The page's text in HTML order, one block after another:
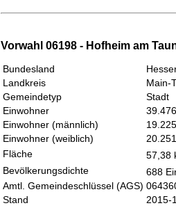
Vorwahl 06198 - Hofheim am
Bundesland
Landkreis
Main-
Gemeindetyp
Stadt
Einwohner
39.476
Einwohner (männlich)
19.225
Einwohner (weiblich)
20.251
Fläche
57,38
Bevölkerungsdichte
688
Amtl. Gemeindeschlüssel (AGS)
Stand
2015-